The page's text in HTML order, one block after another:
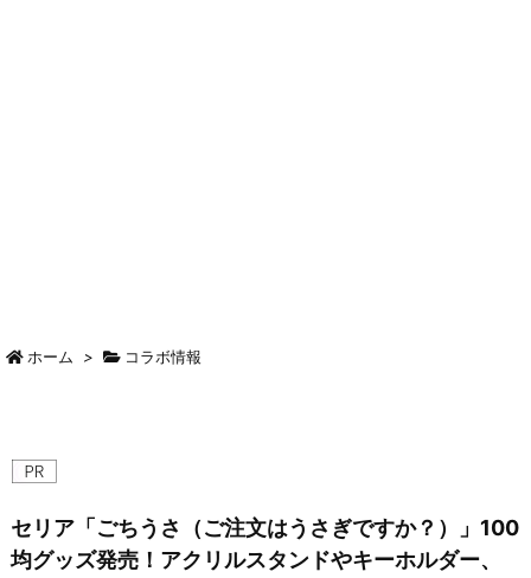
ホーム > コラボ情報
セリア「ごちうさ（ご注文はうさぎですか？）」100
均グッズ発売！アクリルスタンドやキーホルダー、